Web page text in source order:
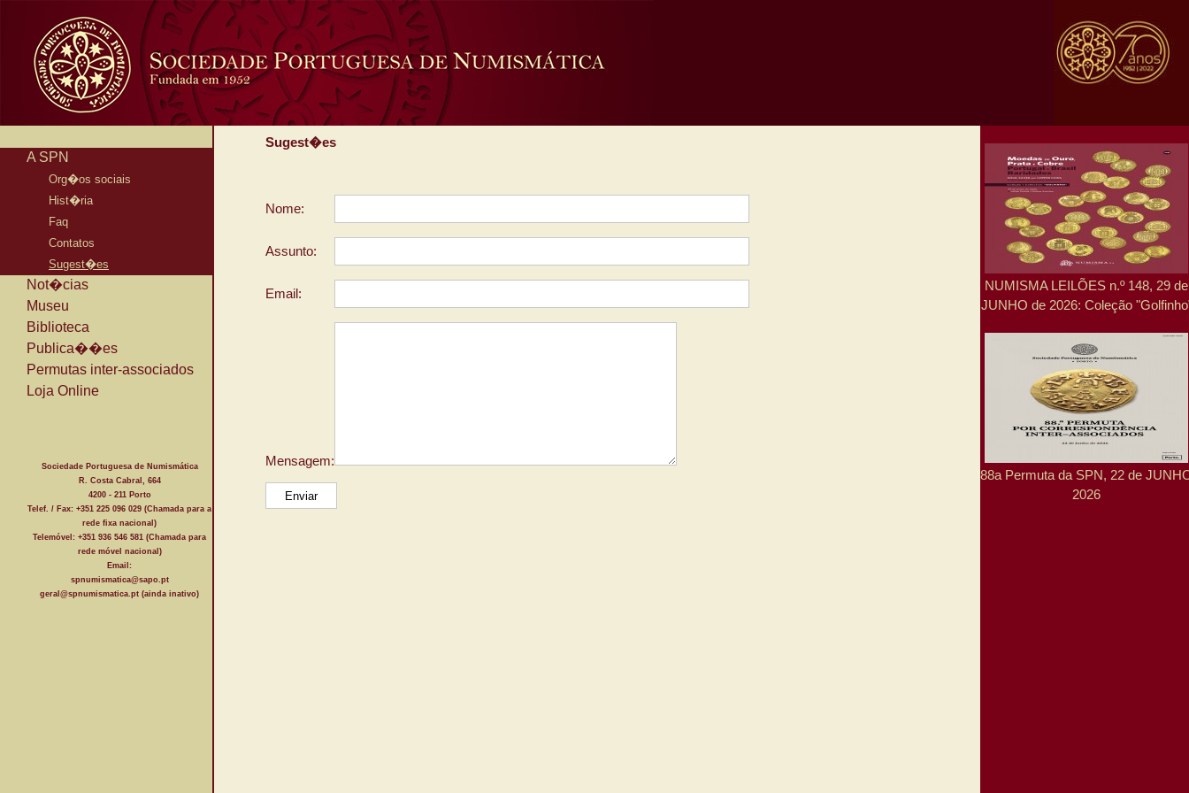
A SPN
Org�os sociais
Hist�ria
Faq
Contatos
Sugest�es
Not�cias
Museu
Biblioteca
Publica��es
Permutas inter-associados
Loja Online
Sociedade Portuguesa de Numismática
R. Costa Cabral, 664
4200 - 211 Porto
Telef. / Fax: +351 225 096 029 (Chamada para a
rede fixa nacional)
Telemóvel: +351 936 546 581 (Chamada para
rede móvel nacional)
Email:
spnumismatica@sapo.pt
geral@spnumismatica.pt (ainda inativo)
Sugest�es
Nome:
Assunto:
Email:
Mensagem:
NUMISMA LEILÕES n.º 148, 29 de
JUNHO de 2026: Coleção
88a Permuta da SPN, 22 de
2026